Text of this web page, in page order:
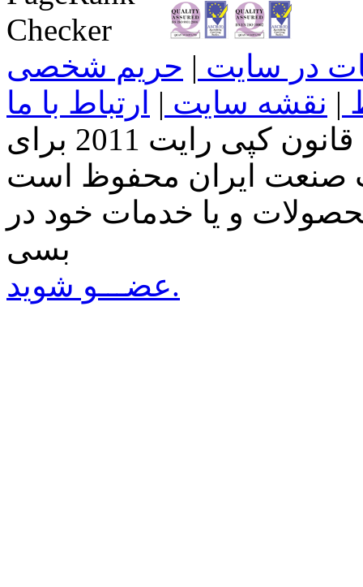
در سایت | حریم شخصی
| نقشه سایت |
ارتباط با ما
تمامی حقوق این سایت طبق قانون کپی رایت 2011 برای
و یا خدمات خود در
بسی
عضـــو شوید.